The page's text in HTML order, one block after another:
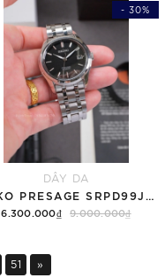
- 30%
DÂY DA
6.300.000₫ 9.000.000₫
51 »